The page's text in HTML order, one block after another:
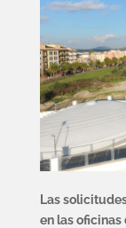
Las
en las oficinas